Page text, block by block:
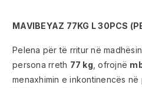
MAVIBEYAZ 77KG L 30PCS
Pelena për të rritur në
persona rreth 77 kg , ofrojnë
menaxhimin e inkontinencës në